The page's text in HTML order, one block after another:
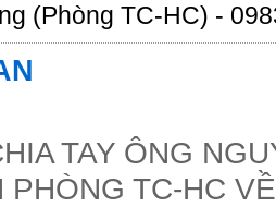
(Phòng TC-HC) -
TAY ÔNG
PHÒNG TC-HC